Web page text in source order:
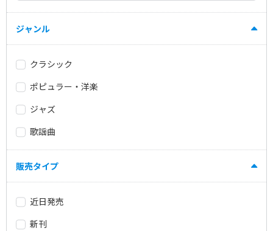
ジャンル
クラシック
ポピュラー・洋楽
ジャズ
歌謡曲
販売タイプ
近日発売
新刊